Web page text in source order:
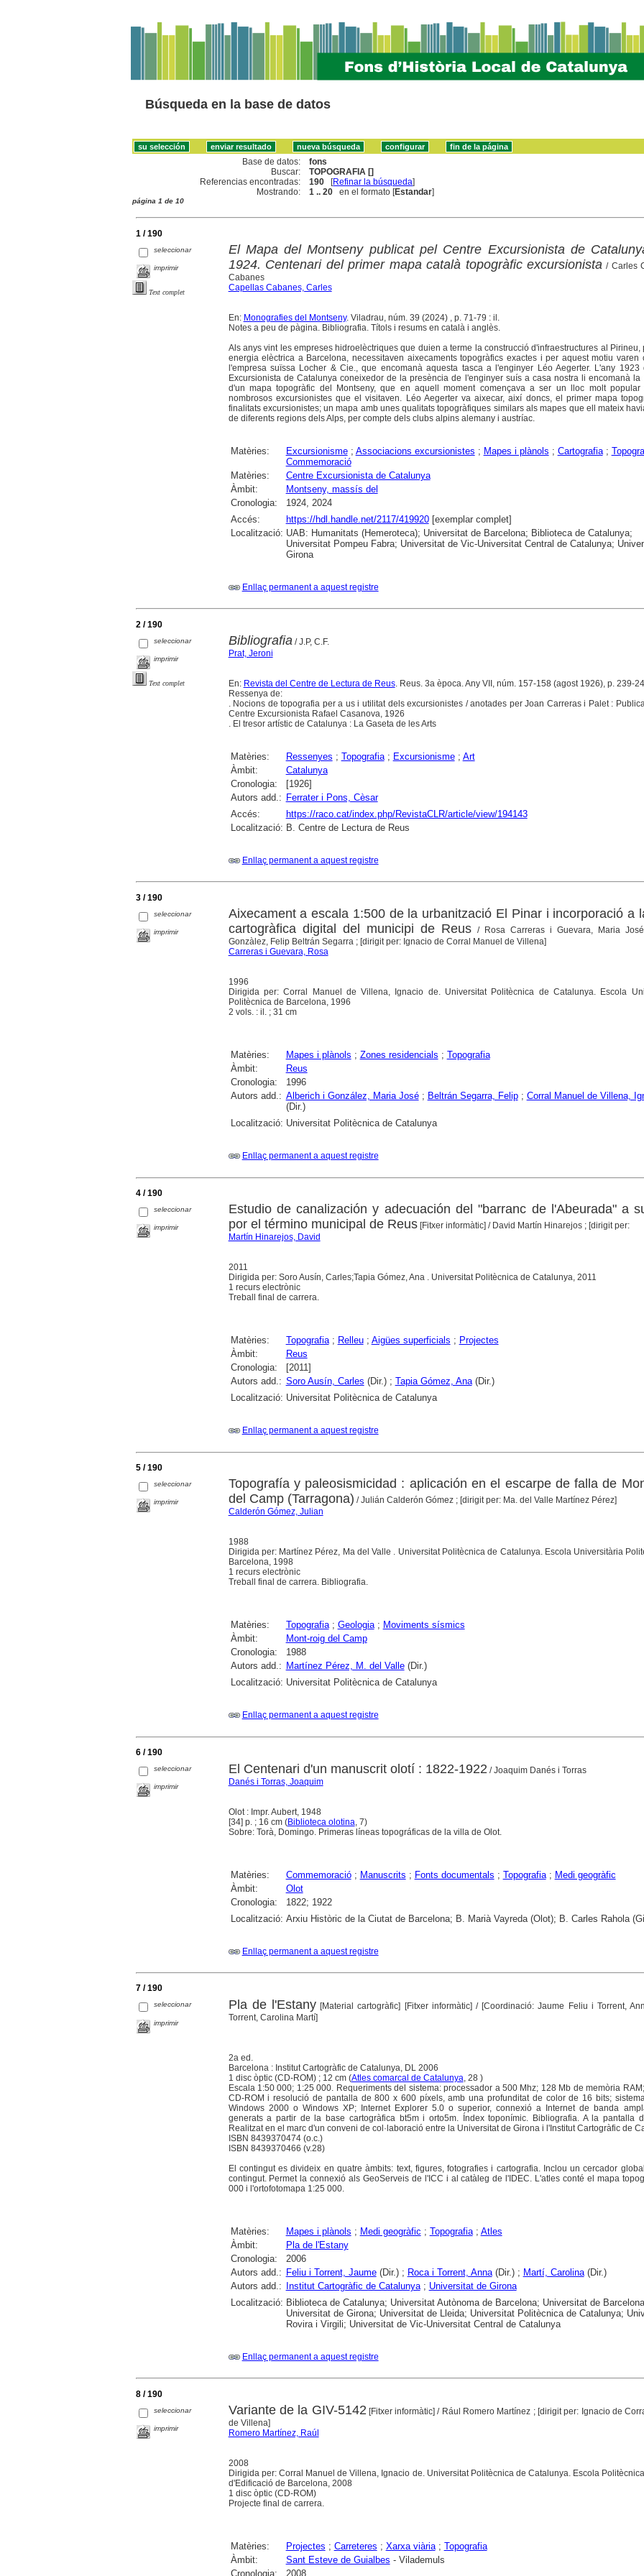
Búsqueda en la base de datos
Base de datos:
fons
Buscar:
TOPOGRAFIA []
Referencias encontradas:
190 [Refinar la búsqueda]
Mostrando:
1 .. 20 en el formato [Estandar]
página 1 de 10
1 / 190
seleccionar
imprimir
Text complet
El Mapa del Montseny publicat pel Centre Excursionista de
1924. Centenari del primer mapa català topogràfic excursionista / Carles
Cabanes
Capellas Cabanes, Carles
En: Monografies del Montseny. Viladrau, núm. 39 (2024) , p. 71-79 : il.
Notes a peu de pàgina. Bibliografia. Títols i resums en català i anglès.
Als anys vint les empreses hidroelèctriques que duien a terme la construcció d'infraestructures al Pirineu,
energia elèctrica a Barcelona, necessitaven aixecaments topogràfics exactes i per aquest motiu varen
l'empresa suïssa Locher & Cie., que encomanà aquesta tasca a l'enginyer Léo Aegerter. L'any 1923
Excursionista de Catalunya coneixedor de la presència de l'enginyer suís a casa nostra li encomanà la
d'un mapa topogràfic del Montseny, que en aquell moment començava a ser un lloc molt popular
nombrosos excursionistes que el visitaven. Léo Aegerter va aixecar, així doncs, el primer mapa
finalitats excursionistes; un mapa amb unes qualitats topogràfiques similars als mapes que ell mateix
de diferents regions dels Alps, per compte dels clubs alpins alemany i austríac.
Matèries: Excursionisme; Associacions excursionistes ; Mapes i plànols ; Cartografia;
Commemoració
Matèries:
Centre Excursionista de Catalunya
Àmbit:
Montseny, massís del
Cronologia:
1924, 2024
Accés:
https://hdl.handle.net/2117/419920[exemplar complet]
Localització: UAB: Humanitats (Hemeroteca); Universitat de Barcelona; Biblioteca de Catalunya;
Universitat Pompeu Fabra; Universitat de Vic-Universitat Central de Catalunya;
Girona
Enllaç permanent a aquest registre
2 / 190
seleccionar
imprimir
Text complet
Bibliografia/ J.P, C.F.
Prat, Jeroni
En: Revista del Centre de Lectura de Reus. Reus. 3a època. Any VII, núm. 157-158 (agost 1926), p. 239-
Ressenya de:
. Nocions de topografia per a us i utilitat dels excursionistes / anotades per Joan Carreras i Palet :
Centre Excursionista Rafael Casanova, 1926
. El tresor artístic de Catalunya : La Gaseta de les Arts
Matèries: Ressenyes ; Topografia; Excursionisme; Art
Àmbit:
Catalunya
Cronologia:
[1926]
Autors add.: Ferrater i Pons, Cèsar
Accés:
https://raco.cat/index.php/RevistaCLR/article/view/194143
Localització: B. Centre de Lectura de Reus
Enllaç permanent a aquest registre
3 / 190
seleccionar
imprimir
Aixecament a escala 1:500 de la urbanització El Pinar i incorporació a
cartogràfica digital del municipi de Reus / Rosa Carreras i Guevara, Maria
Gonzàlez, Felip Beltrán Segarra ; [dirigit per: Ignacio de Corral Manuel de Villena]
Carreras i Guevara, Rosa
1996
Dirigida per: Corral Manuel de Villena, Ignacio de. Universitat Politècnica de Catalunya. Escola
Politècnica de Barcelona, 1996
2 vols. : il. ; 31 cm
Matèries: Mapes i plànols ; Zones residencials ; Topografia
Àmbit:
Reus
Cronologia:
1996
Autors add.: Alberich i González, Maria José; Beltrán Segarra, Felip; Corral Manuel de Villena,
(Dir.)
Localització: Universitat Politècnica de Catalunya
Enllaç permanent a aquest registre
4 / 190
seleccionar
imprimir
Estudio de canalización y adecuación del "barranc de l'Abeurada" a
por el término municipal de Reus[Fitxer informàtic] / David Martín Hinarejos ; [dirigit per:
Martín Hinarejos, David
2011
Dirigida per: Soro Ausín, Carles;Tapia Gómez, Ana . Universitat Politècnica de Catalunya, 2011
1 recurs electrònic
Treball final de carrera.
Matèries: Topografia; Relleu; Aigües superficials ; Projectes
Àmbit:
Reus
Cronologia:
[2011]
Autors add.: Soro Ausín, Carles (Dir.) ; Tapia Gómez, Ana(Dir.)
Localització: Universitat Politècnica de Catalunya
Enllaç permanent a aquest registre
5 / 190
seleccionar
imprimir
Topografía y paleosismicidad : aplicación en el escarpe de falla de
del Camp (Tarragona) / Julián Calderón Gómez ; [dirigit per: Ma. del Valle Martínez Pérez]
Calderón Gómez, Julian
1988
Dirigida per: Martínez Pérez, Ma del Valle . Universitat Politècnica de Catalunya. Escola Universitària
Barcelona, 1998
1 recurs electrònic
Treball final de carrera. Bibliografia.
Matèries: Topografia; Geologia; Moviments sísmics
Àmbit:
Mont-roig del Camp
Cronologia:
1988
Autors add.: Martínez Pérez, M. del Valle(Dir.)
Localització: Universitat Politècnica de Catalunya
Enllaç permanent a aquest registre
6 / 190
seleccionar
imprimir
El Centenari d'un manuscrit olotí : 1822-1922 / Joaquim Danés i Torras
Danés i Torras, Joaquim
Olot : Impr. Aubert, 1948
[34] p. ; 16 cm (Biblioteca olotina , 7)
Sobre: Torà, Domingo. Primeras líneas topográficas de la villa de Olot.
Matèries: Commemoració; Manuscrits ; Fonts documentals ; Topografia; Medi geogràfic
Àmbit:
Olot
Cronologia:
1822; 1922
Localització: Arxiu Històric de la Ciutat de Barcelona; B. Marià Vayreda (Olot); B. Carles Rahola
Enllaç permanent a aquest registre
7 / 190
seleccionar
imprimir
Pla de l'Estany [Material cartogràfic] [Fitxer informàtic] / [Coordinació: Jaume Feliu i Torrent,
Torrent, Carolina Martí]
2a ed.
Barcelona : Institut Cartogràfic de Catalunya, DL 2006
1 disc òptic (CD-ROM) ; 12 cm (Atles comarcal de Catalunya , 28 )
Escala 1:50 000; 1:25 000. Requeriments del sistema: processador a 500 Mhz; 128 Mb de memòria
CD-ROM i resolució de pantalla de 800 x 600 píxels, amb una profunditat de color de 16 bits;
Windows 2000 o Windows XP; Internet Explorer 5.0 o superior, connexió a Internet de banda
generats a partir de la base cartogràfica bt5m i orto5m. Índex toponímic. Bibliografia. A la pantalla
Realitzat en el marc d'un conveni de col·laboració entre la Universitat de Girona i l'Institut Cartogràfic de
ISBN 8439370474 (o.c.)
ISBN 8439370466 (v.28)
El contingut es divideix en quatre àmbits: text, figures, fotografies i cartografia. Inclou un cercador
contingut. Permet la connexió als GeoServeis de l'ICC i al catàleg de l'IDEC. L'atles conté el mapa
000 i l'ortofotomapa 1:25 000.
Matèries: Mapes i plànols ; Medi geogràfic ; Topografia; Atles
Àmbit:
Pla de l'Estany
Cronologia:
2006
Autors add.: Feliu i Torrent, Jaume(Dir.) ; Roca i Torrent, Anna(Dir.) ; Martí, Carolina(Dir.)
Autors add.: Institut Cartogràfic de Catalunya; Universitat de Girona
Localització: Biblioteca de Catalunya; Universitat Autònoma de Barcelona; Universitat de
Universitat de Girona; Universitat de Lleida; Universitat Politècnica de Catalunya;
Rovira i Virgili; Universitat de Vic-Universitat Central de Catalunya
Enllaç permanent a aquest registre
8 / 190
seleccionar
imprimir
Variante de la GIV-5142 [Fitxer informàtic]/ Rául Romero Martínez ; [dirigit per: Ignacio de
de Villena]
Romero Martínez, Raúl
2008
Dirigida per: Corral Manuel de Villena, Ignacio de. Universitat Politècnica de Catalunya. Escola
d'Edificació de Barcelona, 2008
1 disc òptic (CD-ROM)
Projecte final de carrera.
Matèries: Projectes ; Carreteres ; Xarxa viària; Topografia
Àmbit:
Sant Esteve de Guialbes - Vilademuls
Cronologia:
2008